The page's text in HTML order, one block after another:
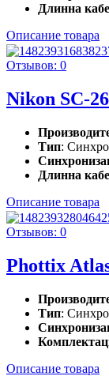
Длинна
Описание товара
Отзывов: 0
Nikon SC-
Тип:
Длинна
Описание товара
Отзывов: 0
Phottix
Тип:
Описание товара